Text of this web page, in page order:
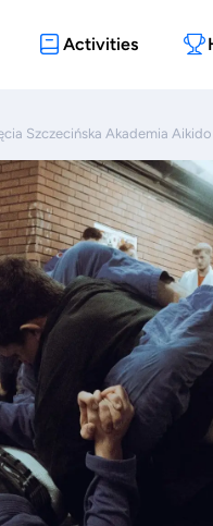
Activities
Szczecińska Akademia Aikido